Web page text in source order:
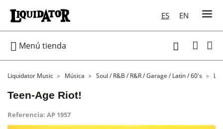
ES EN
 Menú tienda 
Liquidator Music Música Soul / R&B / R&R / Garage / Latin / 60's LP
Teen-Age Riot!
Referencia: AP 1957